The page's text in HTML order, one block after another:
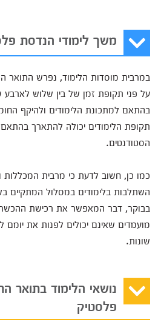
משך לימודי הנדסת
במרבית מוסדות הלימוד, נפרש התואר
על פני תקופת זמן של בין שלוש לארבע
בהתאם למתכונת הלימודים ולהיקף
תקופת הלימודים יכולה להתארך
הסטודנטים.
כמו כן, חשוב לדעת כי מרבית המכללות
השתלבות בלימודים במסלול המתקיים
בבוקר, דבר המאפשר את רכישת
מועמדים שאינם יכולים לפנות את יומם
שונות.
נושאי הלימוד בתואר
פלסטיק